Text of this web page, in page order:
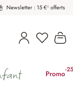
Newsletter : 15 €¹ offerts
Vous
Promo-